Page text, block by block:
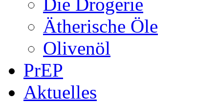
Ätherische Öle
Olivenöl
PrEP
Aktuelles